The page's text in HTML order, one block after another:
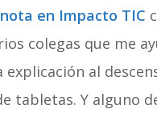
en Impacto TIC
colegas que me
explicación al
tabletas. Y alguno